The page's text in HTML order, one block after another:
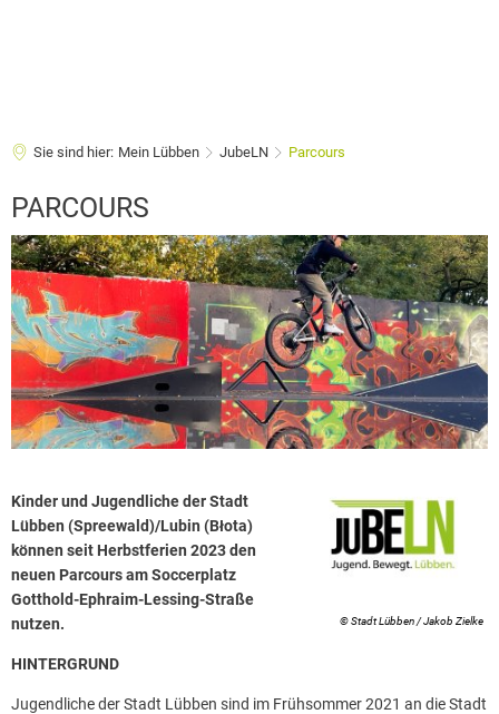
Sie sind hier: Mein Lübben JubeLN Parcours
Parcours
PARCOURS
© Stadt Lübben / Jakob Zielke
Kinder und Jugendliche der Stadt
Lübben (Spreewald)/Lubin (Błota)
können seit Herbstferien 2023 den
neuen Parcours am Soccerplatz
Gotthold-Ephraim-Lessing-Straße
nutzen.
HINTERGRUND
Jugendliche der Stadt Lübben sind im Frühsommer 2021 an die Stadt